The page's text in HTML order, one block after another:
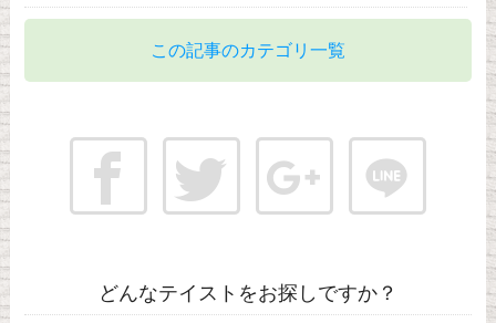
この記事のカテゴリ一覧
どんなテイストをお探しですか？